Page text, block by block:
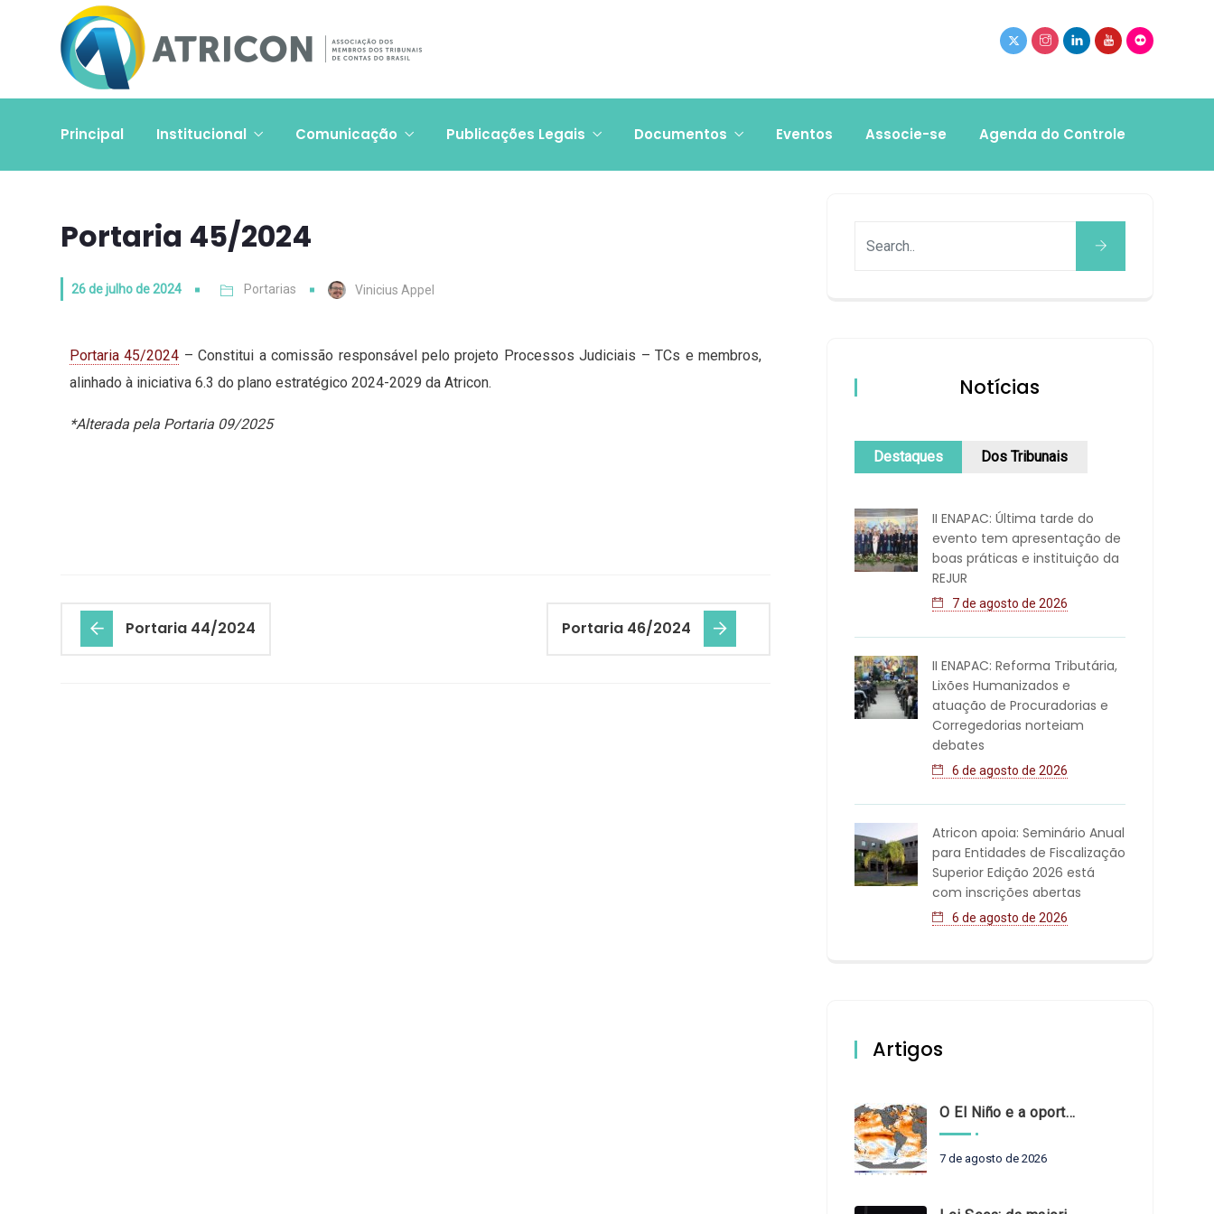
Principal Institucional Comunicação Publicações Legais Documentos Eventos Associe-se Agenda do Controle
Portaria 45/2024
26 de julho de 2024 Portarias Vinicius Appel
Portaria 45/2024 – Constitui a comissão responsável pelo projeto Processos Judiciais – TCs e membros,
alinhado à iniciativa 6.3 do plano estratégico 2024-2029 da Atricon.
*Alterada pela Portaria 09/2025
Portaria 44/2024 Portaria 46/2024
Notícias
Destaques Dos Tribunais
II ENAPAC: Última tarde do
evento tem apresentação de
boas práticas e instituição da
REJUR
7 de agosto de 2026
II ENAPAC: Reforma Tributária,
Lixões Humanizados e
atuação de Procuradorias e
Corregedorias norteiam
debates
6 de agosto de 2026
Atricon apoia: Seminário Anual
para Entidades de Fiscalização
Superior Edição 2026 está
com inscrições abertas
6 de agosto de 2026
Artigos
O El Niño e a oportunidade de fortalecer o controle externo das políticas climáticas
7 de agosto de 2026